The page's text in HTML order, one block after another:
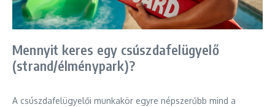
Mennyit keres egy csúszdafelügyelő
(strand/élménypark)?
A csúszdafelügyelői munkakör egyre népszerűbb mind a